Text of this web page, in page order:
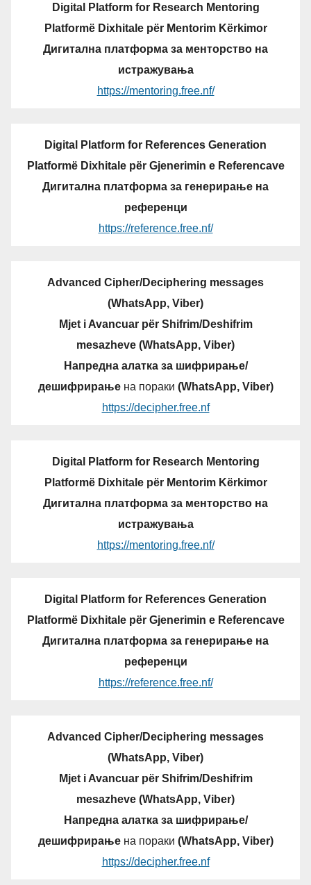
Digital Platform for Research Mentoring
Platformë Dixhitale për Mentorim Kërkimor
Дигитална платформа за менторство на
истражувања
https://mentoring.free.nf/
Digital Platform for References Generation
Platformë Dixhitale për Gjenerimin e Referencave
Дигитална платформа за генерирање на
референци
https://reference.free.nf/
Advanced Cipher/Deciphering messages
(WhatsApp, Viber)
Mjet i Avancuar për Shifrim/Deshifrim
mesazheve (WhatsApp, Viber)
Напредна алатка за шифрирање/
дешифрирањена пораки (WhatsApp, Viber)
https://decipher.free.nf
Digital Platform for Research Mentoring
Platformë Dixhitale për Mentorim Kërkimor
Дигитална платформа за менторство на
истражувања
https://mentoring.free.nf/
Digital Platform for References Generation
Platformë Dixhitale për Gjenerimin e Referencave
Дигитална платформа за генерирање на
референци
https://reference.free.nf/
Advanced Cipher/Deciphering messages
(WhatsApp, Viber)
Mjet i Avancuar për Shifrim/Deshifrim
mesazheve (WhatsApp, Viber)
Напредна алатка за шифрирање/
дешифрирањена пораки (WhatsApp, Viber)
https://decipher.free.nf